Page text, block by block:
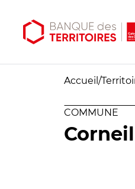
Accueil /
COMMUNE